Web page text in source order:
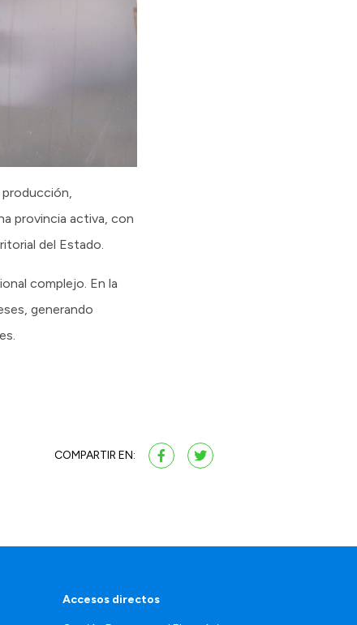
producción,
provincia activa, con
del Estado.
complejo. En la
generando
COMPARTIR EN:
Accesos directos